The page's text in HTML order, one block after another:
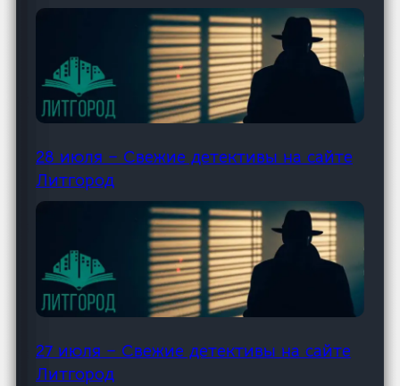
28 июля – Свежие детективы на сайте
Литгород
27 июля – Свежие детективы на сайте
Литгород